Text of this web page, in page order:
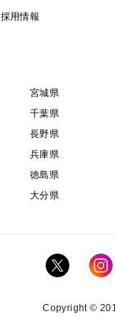
採用情報
宮城県
千葉県
長野県
兵庫県
徳島県
大分県
Copyright ©